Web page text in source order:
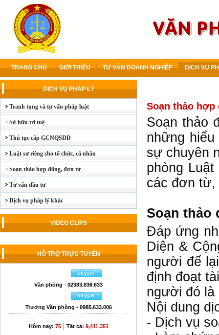
TRANG CHỦ GIỚI THIỆU TƯ VẤN DOANH NGHIỆP DỊCH VỤ
DỊCH VỤ PHÁP LÝ
Tranh tụng và tư vấn pháp luật
Sở hữu trí tuệ
Thủ tục cấp GCNQSDD
Luật sư riêng cho tổ chức, cá nhân
Soạn thảo hợp đồng, đơn từ
Tư vấn đầu tư
Dịch vụ pháp lý khác
VIDEO CLIPS
HỖ TRỢ TRỰC TUYẾN
Văn phòng - 02383.836.633
Trưởng Văn phòng - 0985.633.006
Hôm nay: 75| Tất cả: 9,411,351
Soạn thảo
Soạn thảo
những
sự chuyên
phòng
các đơn từ,
Soạn thảo
Đáp ứng
Diện &
người để
định đoạt
người đó là
Nội dung
- Dịch vụ